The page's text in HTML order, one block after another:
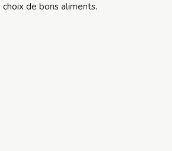
de bons aliments.